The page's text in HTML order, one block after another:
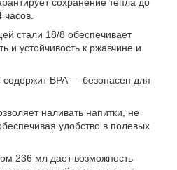
сохранение тепла до
часов.
стали 18/8 обеспечивает
и устойчивость к ржавчине и
BPA — безопасен для
наливать напитки, не
удобство в полевых
236 мл дает возможность